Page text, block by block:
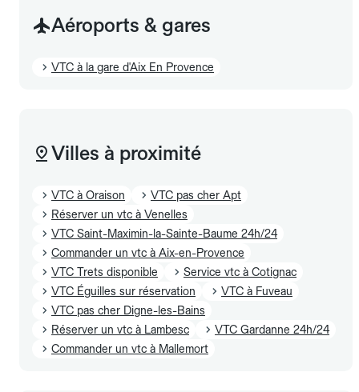
Aéroports & gares
VTC à la gare d'Aix En Provence
Villes à proximité
VTC à Oraison
VTC pas cher Apt
Réserver un vtc à Venelles
VTC Saint-Maximin-la-Sainte-Baume 24h/24
Commander un vtc à Aix-en-Provence
VTC Trets disponible
Service vtc à Cotignac
VTC Éguilles sur réservation
VTC à Fuveau
VTC pas cher Digne-les-Bains
Réserver un vtc à Lambesc
VTC Gardanne 24h/24
Commander un vtc à Mallemort